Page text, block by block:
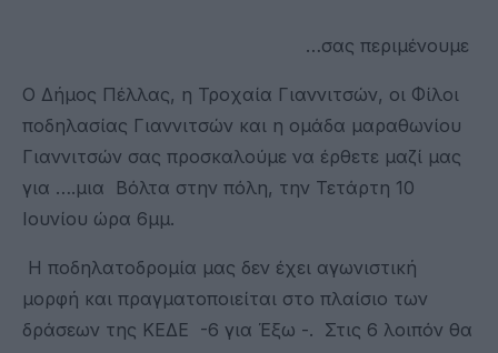
…σας περιμένουμε
O Δήμος Πέλλας, η Τροχαία Γιαννιτσών, οι Φίλοι
ποδηλασίας Γιαννιτσών και η ομάδα μαραθωνίου
Γιαννιτσών σας προσκαλούμε να έρθετε μαζί μας
για ….μια Βόλτα στην πόλη, την Τετάρτη 10
Ιουνίου ώρα 6μμ.
Η ποδηλατοδρομία μας δεν έχει αγωνιστική
μορφή και πραγματοποιείται στο πλαίσιο των
δράσεων της ΚΕΔΕ -6 για Έξω -. Στις 6 λοιπόν θα